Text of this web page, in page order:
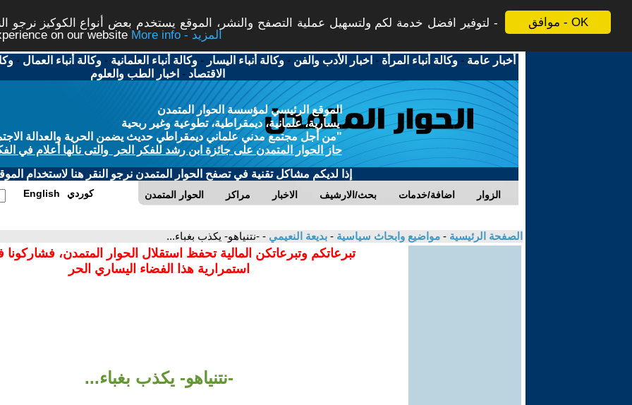
موافق - OK
لتوفير افضل خدمة لكم ولتسهيل عملية التصفح والنشر، الموقع يستخدم بعض أنواع الكوكيز نرجو
on our website
More info - المزيد
أخبار عامة -وكالة أنباء المرأة - اخبار الأدب والفن -وكالة أنباء اليسار -وكالة أنباء العلمانية -وكالة أنباء العمال -
الاقتصاد - اخبار الطب والعلوم
الموقع الرئيسي لمؤسسة الحوار المتمدن
يسارية، علمانية، ديمقراطية، تطوعية وغير ربحية
"من أجل مجتمع مدني علماني ديمقراطي حديث يضمن الحرية والعدالة
حاز الحوار المتمدن على جائزة ابن رشد للفكر الحر والتى نالها أعلام في
إذا لديكم مشاكل تقنية في تصفح الحوار المتمدن نرجو النقر هنا لاستخدام
الحوار المتمدن مراكز الاخبار بحث/الارشيف اضافة/خدمات الزوار English كوردي
الصفحة الرئيسية - مواضيع وابحاث سياسية - بديعة النعيمي - -نتنياهو- يكذب بغباء...
تبرعاتكم وتبرعاتكن المالية تحفظ استقلال الحوار المتمدن،
استمرارية هذا الفضاء اليساري الحر
-نتنياهو- يكذب بغباء...